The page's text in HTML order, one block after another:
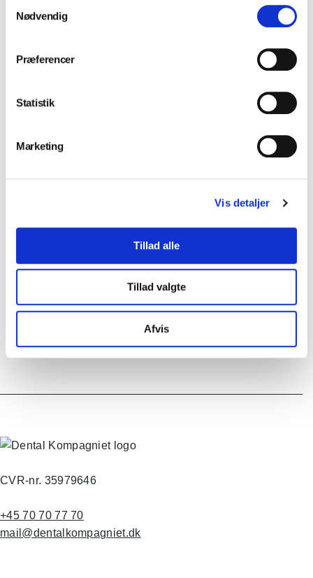
Nødvendig
Præferencer
Statistik
Marketing
Vis detaljer
Tillad alle
Tillad valgte
Afvis
Værksted
Kursus
CVR-nr. 35979646
+45 70 70 77 70
mail@dentalkompagniet.dk